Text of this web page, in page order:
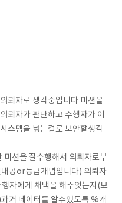
뢰자로 생각중입니다 미션을
뢰자가 판단하고 수행자가 이
스템을 넣는걸로 보안할생각
션을 잘수행해서 의뢰자로부
공or등급개념입니다) 의뢰자
자에게 채택을 해주엇는지(보
거 데이터를 알수있도록 %개